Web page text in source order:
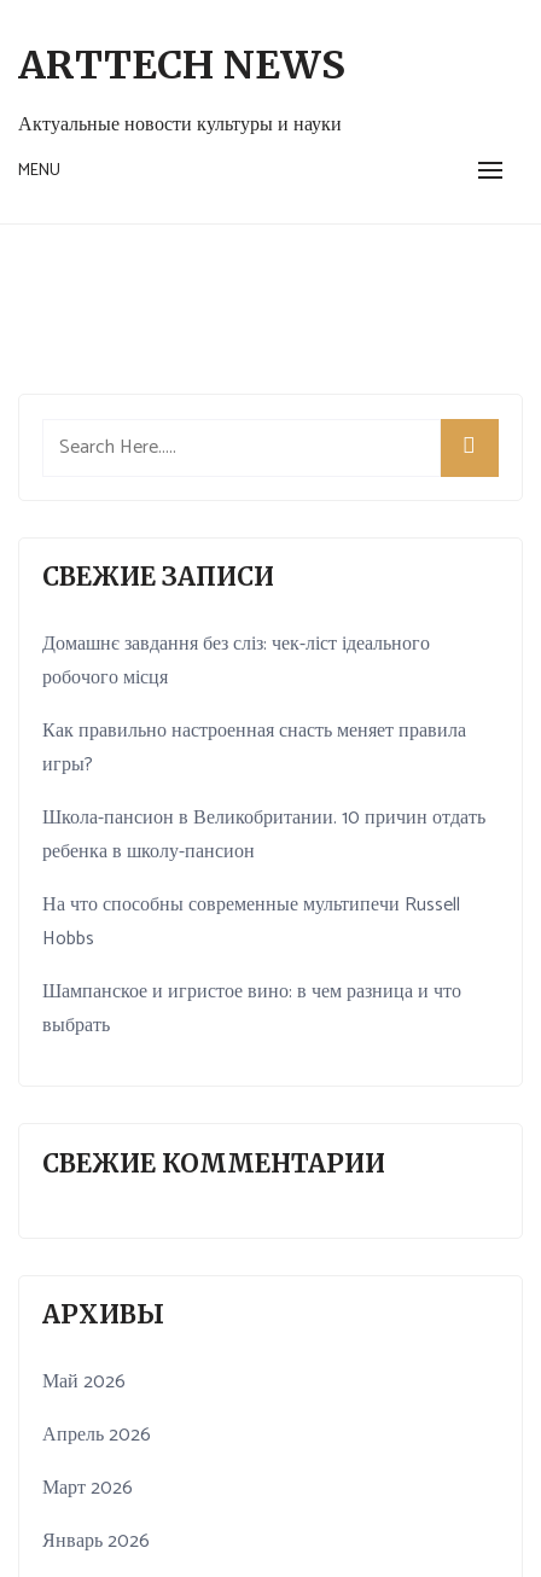
content
ARTTECH NEWS
Актуальные новости культуры и науки
MENU
СВЕЖИЕ ЗАПИСИ
Домашнє завдання без сліз: чек-ліст ідеального
робочого місця
Как правильно настроенная снасть меняет правила
игры?
Школа-пансион в Великобритании. 10 причин отдать
ребенка в школу-пансион
На что способны современные мультипечи Russell
Hobbs
Шампанское и игристое вино: в чем разница и что
выбрать
СВЕЖИЕ КОММЕНТАРИИ
АРХИВЫ
Май 2026
Апрель 2026
Март 2026
Январь 2026